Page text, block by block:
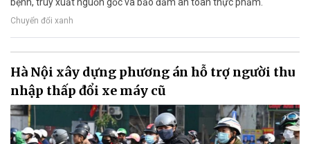
Chuyển đổi xanh
Hà Nội xây dựng phương án hỗ trợ người thu
nhập thấp đổi xe máy cũ